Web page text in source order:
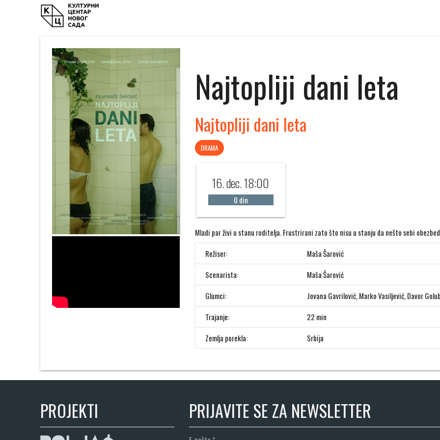
Najtopliji dani leta
Najtopliji dani leta
DRAMA
16. dec. 18:00
0 din
Mladi par živi u stanu roditelja. Frustrirani zato što nisu u stanju da nešto sebi
Režiser:
Maša Šarović
Scenarista:
Maša Šarović
Glumci:
Jovana Gavrilović, Marko Vasiljević, Davor
Trajanje:
22 min
Zemlja porekla:
Srbija
PROJEKTI PRIJAVITE SE ZA NEWSLETTER